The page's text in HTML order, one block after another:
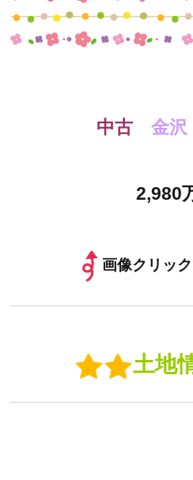
中古 金沢
2,980
画像クリッ
土地